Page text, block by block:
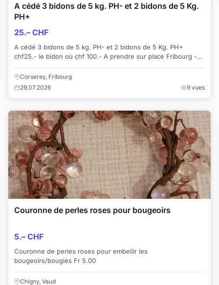
A cédé 3 bidons de 5 kg. PH- et 2 bidons de 5 Kg.
PH+
25.– CHF
A cédé 3 bidons de 5 kg. PH- et 2 bidons de 5 Kg. PH+
chf25.- le bidon où chf 100.- A prendre sur place Fribourg -
Corserey, Fribourg
29.07.2026
9 vues
Couronne de perles roses pour bougeoirs
5.– CHF
Couronne de perles roses pour embellir les
bougeoirs/bougies Fr 5.00
Chigny, Vaud